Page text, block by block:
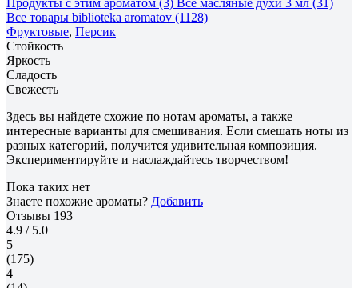
Все товары biblioteka aromatov (1128)
Фруктовые, Персик
Стойкость
Яркость
Сладость
Свежесть
Здесь вы найдете схожие по нотам ароматы, а также
интересные варианты для смешивания. Если смешать ноты из
разных категорий, получится удивительная композиция.
Экспериментируйте и наслаждайтесь творчеством!
Пока таких нет
Знаете похожие ароматы? Добавить
Отзывы 193
4.9 / 5.0
5
(175)
4